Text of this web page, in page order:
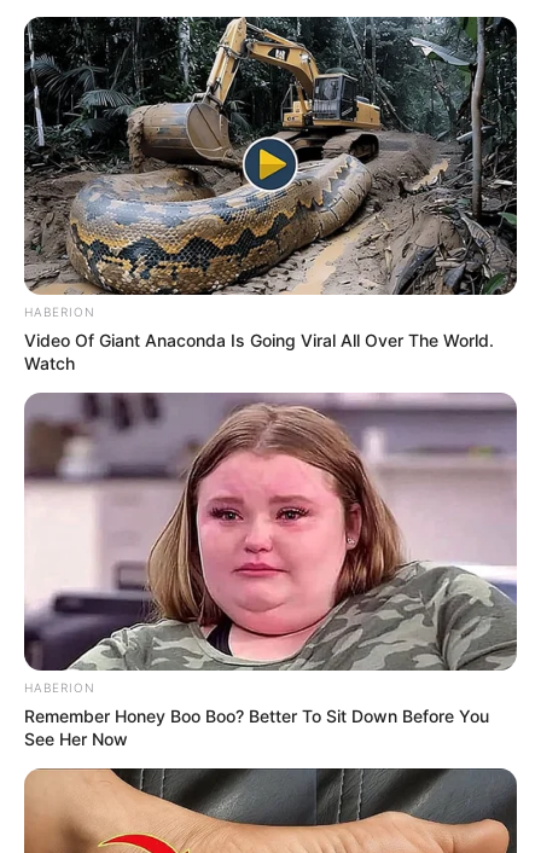
HABERION
Video Of Giant Anaconda Is Going Viral All Over The World.
Watch
HABERION
Remember Honey Boo Boo? Better To Sit Down Before You
See Her Now